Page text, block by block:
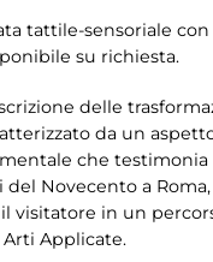
tattile-sensoriale
su richiesta.
delle
da un
che
Novecento a
visitatore in un
Applicate.